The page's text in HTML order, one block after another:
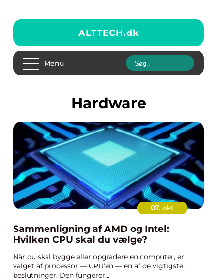
ALTTECH.dk
Menu
Hardware
07. okt
Sammenligning af AMD og Intel:
Hvilken CPU skal du vælge?
Når du skal bygge eller opgradere en computer, er
valget af processor — CPU’en — en af de vigtigste
beslutninger. Den fungerer...